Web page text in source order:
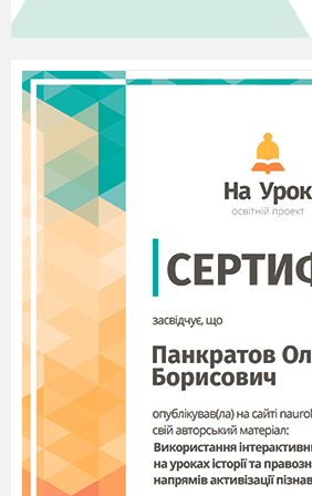
сприяти всебічній
освіти;
розширювати та
школярів про професії;
викликати бажання
дорослим;
сприяти створенню
психологічного комфорту
сприяти розвитку
критичного мислення;
збагачувати словниковий
Організація освітньої
оповідання та завдання зі
використовувати при
індивідуальній роботі в
Також збірник має низку
використанням
критичного мислення, зміст
дітям краще зрозуміти ту чи